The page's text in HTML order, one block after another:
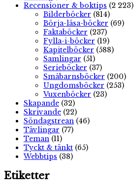
Recensioner & boktips (2 223)
Bilderböcker (814)
Börja-läsa-böcker (69)
Faktaböcker (237)
Fylla-i-böcker (19)
Kapitelböcker (588)
Samlingar (51)
Serieböcker (37)
Småbarnsböcker (200)
Ungdomsböcker (253)
Vuxenböcker (23)
Skapande (32)
Skrivande (22)
Söndagstrean (46)
Tävlingar (77)
Teman (11)
Tyckt & tänkt (65)
Webbtips (38)
Etiketter